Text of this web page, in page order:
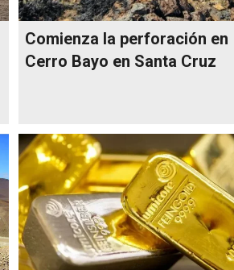
Comienza la perforación en
Cerro Bayo en Santa Cruz